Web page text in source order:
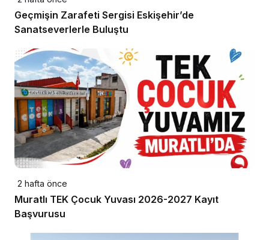
Geçmişin Zarafeti Sergisi Eskişehir’de
Sanatseverlerle Buluştu
2 hafta önce
Muratlı TEK Çocuk Yuvası 2026-2027 Kayıt
Başvurusu